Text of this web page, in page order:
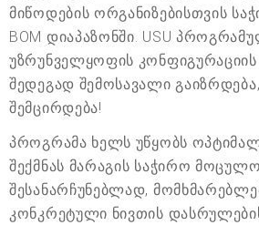
მიწოდების ორგანიზებისთვის
BOM დიაპაზონში. USU
უზრუნველყოფის კონფიგურაციის
შედეგად შემოსავალი
შემცირდება!
პროგრამა ხელს უწყობს
შექმნას მარაგის საჭირო
შესანარჩუნებლად,
კონკრეტული ნივთის დასრულების